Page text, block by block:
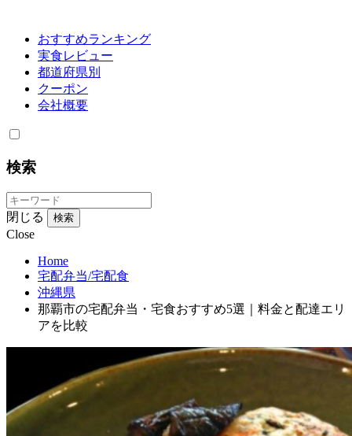
おすすめランキング
実食レビュー
都道府県別
クーポン
会社概要
検索
閉じる 検索
Close
Home
宅配弁当/宅配食
沖縄県
那覇市の宅配弁当・宅食おすすめ5選｜料金と配達エリ
アを比較